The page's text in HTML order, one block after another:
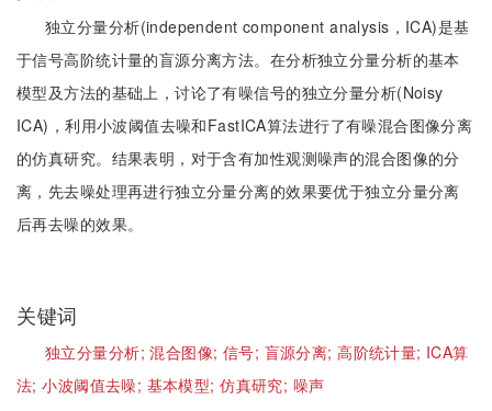
独立分量分析(independent component analysis，ICA)是基
于信号高阶统计量的盲源分离方法。在分析独立分量分析的基本
模型及方法的基础上，讨论了有噪信号的独立分量分析(Noisy
ICA)，利用小波阈值去噪和FastICA算法进行了有噪混合图像分离
的仿真研究。结果表明，对于含有加性观测噪声的混合图像的分
离，先去噪处理再进行独立分量分离的效果要优于独立分量分离
后再去噪的效果。
关键词
独立分量分析;混合图像; 信号; 盲源分离;高阶统计量; ICA算
法;小波阈值去噪; 基本模型;仿真研究; 噪声